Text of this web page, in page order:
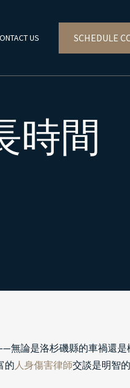
US SCHEDULE
時間
無論是洛杉磯縣的車禍還是
的 人身傷害律師交談是明智的